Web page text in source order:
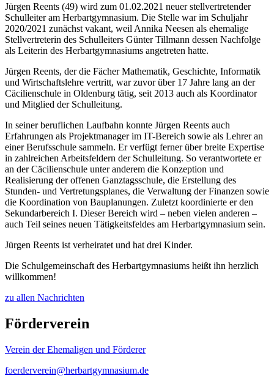
Jürgen Reents (49) wird zum 01.02.2021 neuer stellvertretender
Schulleiter am Herbartgymnasium. Die Stelle war im Schuljahr
2020/2021 zunächst vakant, weil Annika Neesen als ehemalige
Stellvertreterin des Schulleiters Günter Tillmann dessen Nachfolge
als Leiterin des Herbartgymnasiums angetreten hatte.
Jürgen Reents, der die Fächer Mathematik, Geschichte, Informatik
und Wirtschaftslehre vertritt, war zuvor über 17 Jahre lang an der
Cäcilienschule in Oldenburg tätig, seit 2013 auch als Koordinator
und Mitglied der Schulleitung.
In seiner beruflichen Laufbahn konnte Jürgen Reents auch
Erfahrungen als Projektmanager im IT-Bereich sowie als Lehrer an
einer Berufsschule sammeln. Er verfügt ferner über breite Expertise
in zahlreichen Arbeitsfeldern der Schulleitung. So verantwortete er
an der Cäcilienschule unter anderem die Konzeption und
Realisierung der offenen Ganztagsschule, die Erstellung des
Stunden- und Vertretungsplanes, die Verwaltung der Finanzen sowie
die Koordination von Bauplanungen. Zuletzt koordinierte er den
Sekundarbereich I. Dieser Bereich wird – neben vielen anderen –
auch Teil seines neuen Tätigkeitsfeldes am Herbartgymnasium sein.
Jürgen Reents ist verheiratet und hat drei Kinder.
Die Schulgemeinschaft des Herbartgymnasiums heißt ihn herzlich
willkommen!
zu allen Nachrichten
Förderverein
Verein der Ehemaligen und Förderer
foerderverein@herbartgymnasium.de